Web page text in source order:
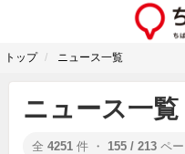
トップ ニュース一覧
ニュース一覧
全 4251 件 ・ 155 / 213 ペ